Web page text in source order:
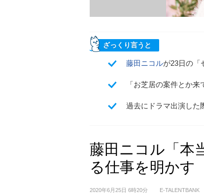
ざっくり言うと
藤田ニコルが23日の「
「お芝居の案件とか
過去にドラマ出演した
藤田ニコル「本
る仕事を明かす
2020年6月25日 6時20分 E-TALENTBANK